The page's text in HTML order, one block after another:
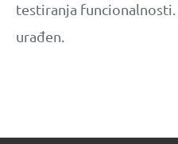
testiranja funcionalnosti.
urađen.